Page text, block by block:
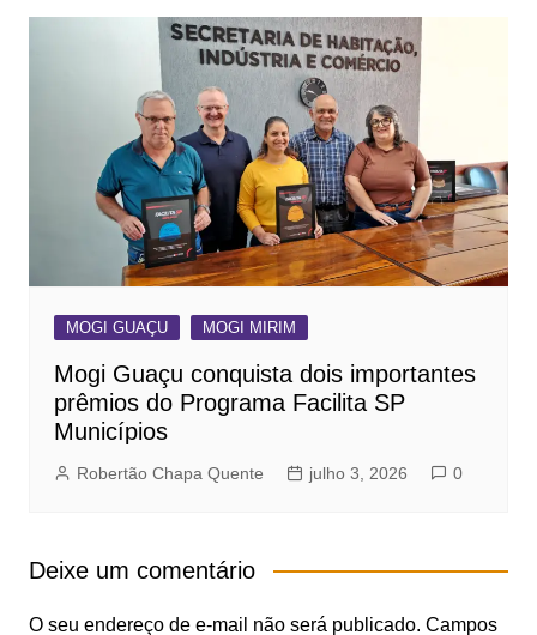
MOGI GUAÇU MOGI MIRIM
Mogi Guaçu conquista dois importantes
prêmios do Programa Facilita SP
Municípios
Robertão Chapa Quente julho 3, 2026 0
Deixe um comentário
O seu endereço de e-mail não será publicado. Campos